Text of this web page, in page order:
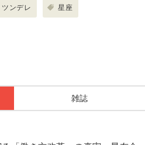
ツンデレ 星座
雑誌